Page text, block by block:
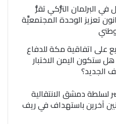
في البرلمان التُّركي تقرُّ
تعزيز الوحدة المجتمعيَّة
على اتفاقية مكة للدفاع
ستكون اليمن الاختبار
الجديد؟
لسلطة دمشق الانتقالية
آخرين باستهداف في ريف